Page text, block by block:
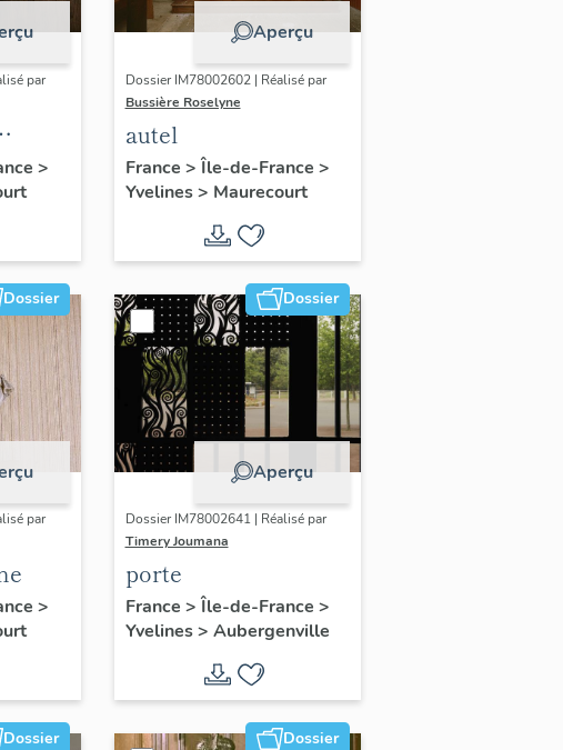
par
>
Aperçu
Dossier IM78002602 | Réalisé par
Bussière Roselyne
autel
France > Île-de-France >
Yvelines> Maurecourt
Dossier
par
>
Dossier
Aperçu
Dossier IM78002641 | Réalisé par
Timery Joumana
porte
France > Île-de-France >
Yvelines> Aubergenville
Dossier Dossier